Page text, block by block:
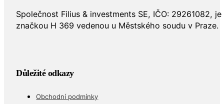
Společnost Filius & investments SE, IČO: 29261082,
značkou H 369 vedenou u Městského soudu v Praze.
Důležité odkazy
Obchodní podmínky